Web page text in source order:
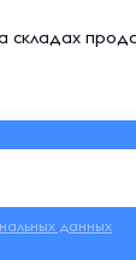
складах
данных